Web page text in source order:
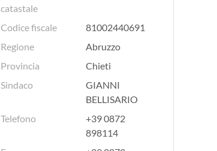
catastale
Codice fiscale
81002440691
Regione
Abruzzo
Provincia
Chieti
Sindaco
GIANNI
BELLISARIO
Telefono
+39 0872
898114